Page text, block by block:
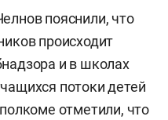
пояснили, что
происходит
и в школах
потоки детей
отметили, что